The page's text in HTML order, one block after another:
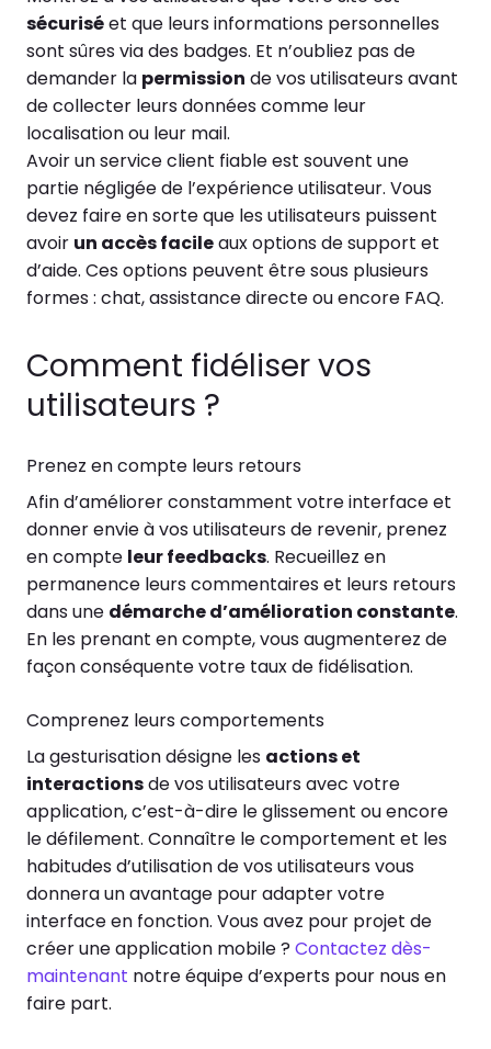
sécuriséet que leurs informations personnelles
sont sûres via des badges. Et n’oubliez pas de
demander la permission de vos utilisateurs avant
de collecter leurs données comme leur
localisation ou leur mail.
Avoir un service client fiable est souvent une
partie négligée de l’expérience utilisateur. Vous
devez faire en sorte que les utilisateurs puissent
avoir un accès facileaux options de support et
d’aide. Ces options peuvent être sous plusieurs
formes : chat, assistance directe ou encore FAQ.
Comment fidéliser vos
utilisateurs ?
Prenez en compte leurs retours
Afin d’améliorer constamment votre interface et
donner envie à vos utilisateurs de revenir, prenez
en compte leur feedbacks. Recueillez en
permanence leurs commentaires et leurs retours
dans une démarche d’amélioration constante.
En les prenant en compte, vous augmenterez de
façon conséquente votre taux de fidélisation.
Comprenez leurs comportements
La gesturisation désigne les actions et
interactionsde vos utilisateurs avec votre
application, c’est-à-dire le glissement ou encore
le défilement. Connaître le comportement et les
habitudes d’utilisation de vos utilisateurs vous
donnera un avantage pour adapter votre
interface en fonction. Vous avez pour projet de
créer une application mobile ? Contactez dès-
maintenant notre équipe d’experts pour nous en
faire part.